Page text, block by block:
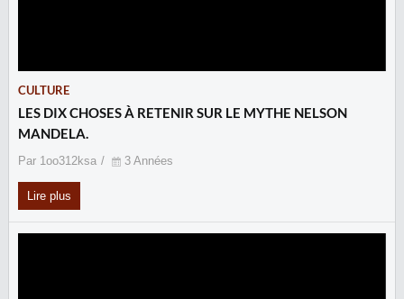
CULTURE
LES DIX CHOSES À RETENIR SUR LE MYTHE NELSON
MANDELA.
Par 1oo312ksa 3 Années
Lire plus